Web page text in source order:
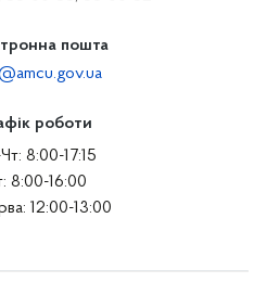
пошта
роботи
Чт: 8:00-17:15
8:00-16:00
12:00-13:00